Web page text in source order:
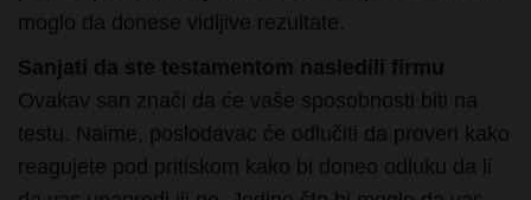
Sanjati da ste testamentom nasledili firmu
testu. Naime, poslodavac će odlučiti da proveri kako
reagujete pod pritiskom kako bi doneo odluku da li
da vas unapredi ili ne. Jedino što bi moglo da vas
spreči da ostvarite zavidnu karijeru su manjak